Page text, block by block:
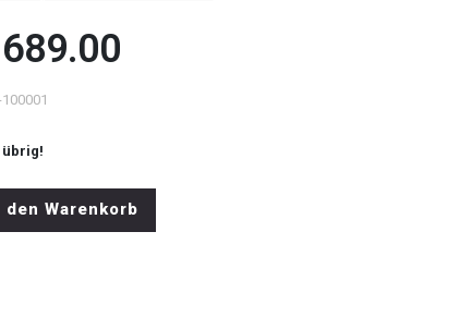
übrig!
den Warenkorb